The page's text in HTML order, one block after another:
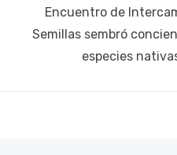
entradas
Publicación
anterior:
Encuentro de
Semillas sembró
especies